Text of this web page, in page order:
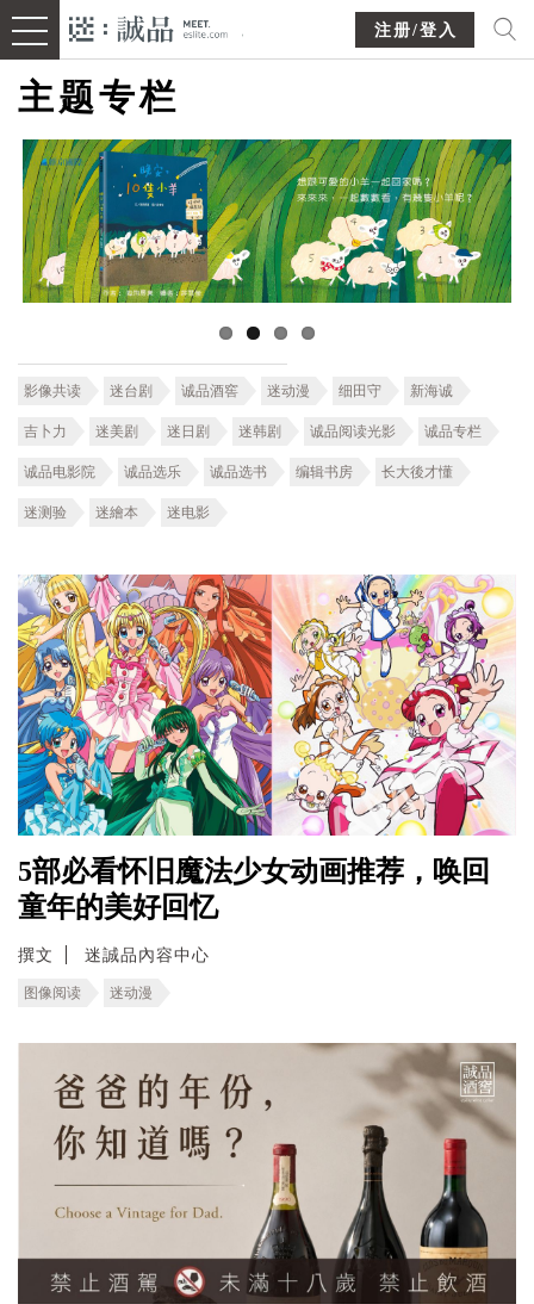
注册/登入
主题专栏
影像共读 迷台剧 诚品酒窖 迷动漫 细田守 新海诚
吉卜力 迷美剧 迷日剧 迷韩剧 诚品阅读光影 诚品专栏
诚品电影院 诚品选乐 诚品选书 编辑书房 长大後才懂
迷测验 迷繪本 迷电影
5部必看怀旧魔法少女动画推荐，唤回
童年的美好回忆
撰文 迷誠品內容中心
图像阅读 迷动漫